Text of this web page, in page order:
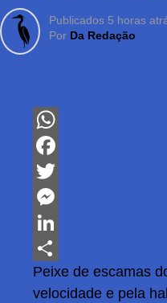
Publicados 5 horas
Por Da Redação
WhatsApp
Facebook
Twitter
Messenger
LinkedIn
Share
Peixe de escamas
velocidade e pela